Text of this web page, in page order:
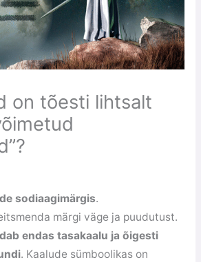
on tõesti lihtsalt
sodiaagimärgis.
märgi väge ja puudutust.
endas tasakaalu ja õigesti
. Kaalude sümboolikas on